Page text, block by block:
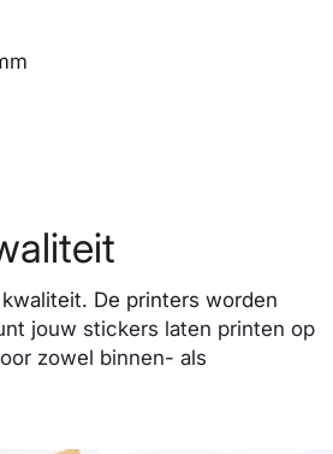
De printers worden
jouw stickers laten printen op
zowel binnen- als